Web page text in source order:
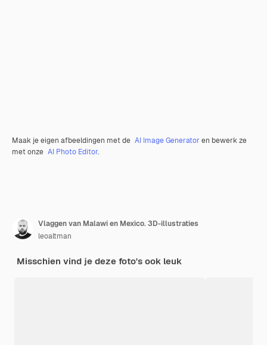
Maak je eigen afbeeldingen met de AI Image Generator en bewerk ze
met onze AI Photo Editor.
Vlaggen van Malawi en Mexico. 3D-illustraties
leoaltman
Misschien vind je deze foto's ook leuk